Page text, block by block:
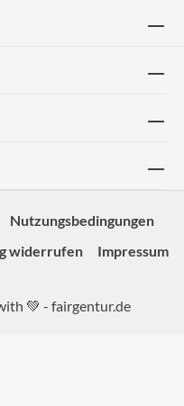
Nutzungsbedingungen
widerrufen Impressum
💚 - fairgentur.de